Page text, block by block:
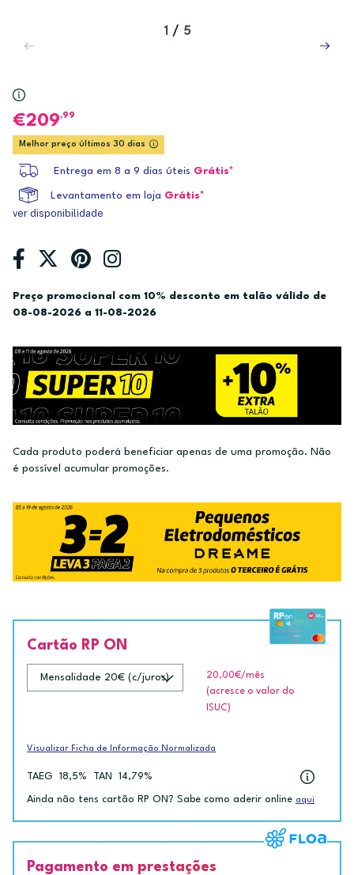
1 / 5
209,99
Melhor preço últimos 30 dias
Entrega em 8 a 9 dias úteis Grátis*
Levantamento em loja Grátis*
ver disponibilidade
Preço promocional com 10% desconto em talão válido de
08-08-2026 a 11-08-2026
Cada produto poderá beneficiar apenas de uma promoção. Não
é possível acumular promoções.
Cartão RP ON
20,00€/mês
(acresce o valor do
ISUC)
Visualizar Ficha de Informação Normalizada
TAEG 18,5% TAN 14,79%
Ainda não tens cartão RP ON? Sabe como aderir online aqui
Pagamento em prestações